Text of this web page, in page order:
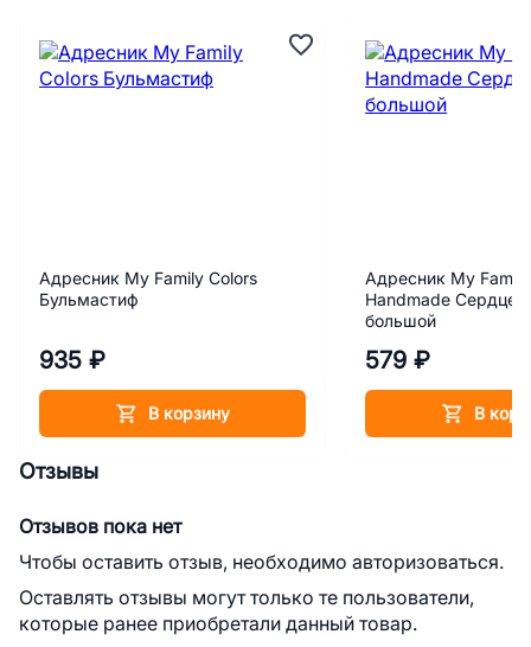
Адресник My Family Colors
Бульмастиф
935 ₽
В корзину
Адресник My
Handmade Сердце
большой
579 ₽
В
Отзывы
Отзывов пока нет
Чтобы оставить отзыв, необходимо авторизоваться.
Оставлять отзывы могут только те пользователи,
которые ранее приобретали данный товар.